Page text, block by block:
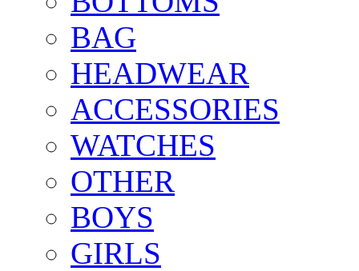
BAG
HEADWEAR
ACCESSORIES
WATCHES
OTHER
BOYS
GIRLS